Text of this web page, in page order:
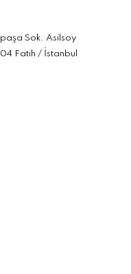
Sok. Asilsoy
Fatih / İstanbul